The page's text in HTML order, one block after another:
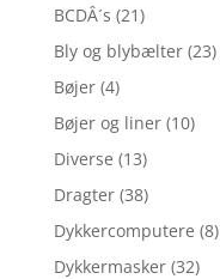
BCDÂ´s (21)
Bly og blybælter (23)
Bøjer (4)
Bøjer og liner (10)
Diverse (13)
Dragter (38)
Dykkercomputere (8)
Dykkermasker (32)